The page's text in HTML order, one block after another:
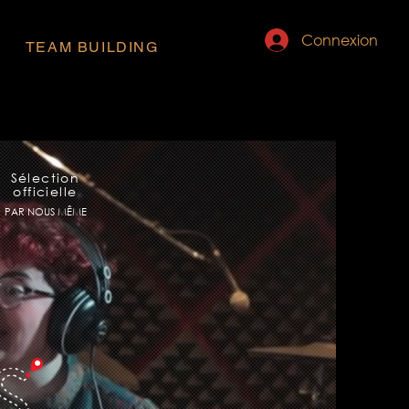
Connexion
TEAM BUILDING
Sélection
officielle
PAR NOUS MÊME